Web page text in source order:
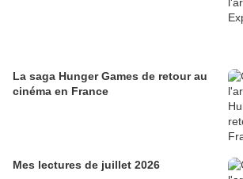
La saga Hunger Games de retour au
cinéma en France
Mes lectures de juillet 2026